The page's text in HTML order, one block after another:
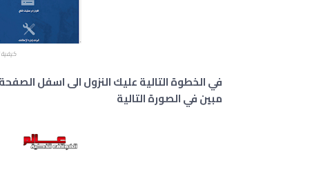
كيفية
في الخطوة التالية عليك النزول الى اسفل
مبين في الصورة التالية